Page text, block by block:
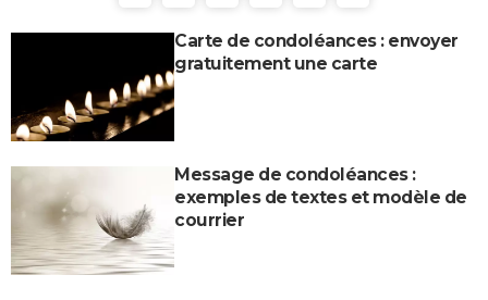
Carte de condoléances : envoyer
gratuitement une carte
Message de condoléances :
exemples de textes et modèle de
courrier